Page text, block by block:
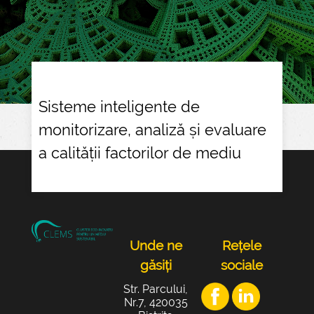
Sisteme inteligente de
monitorizare, analiză și evaluare
a calității factorilor de mediu
Unde ne
găsiți
Str. Parcului,
Nr.7, 420035
Rețele
sociale